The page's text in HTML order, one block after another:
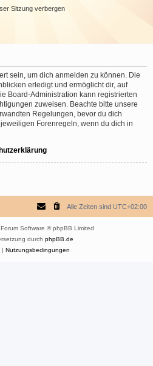
Sitzung verbergen
sein, um dich anmelden zu können. Die
erledigt und ermöglicht dir, auf
Board-Administration kann registrierten
zuweisen. Beachte bitte unsere
Regelungen, bevor du dich
Forenregeln, wenn du dich in
Alle Zeiten sind UTC+02:00
Software © phpBB Limited
durch phpBB.de
| Nutzungsbedingungen